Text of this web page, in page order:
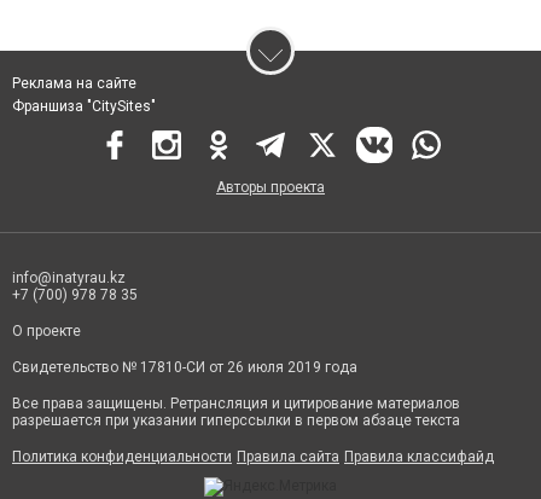
Реклама на сайте
Франшиза "CitySites"
Авторы проекта
info@inatyrau.kz
+7 (700) 978 78 35
О проекте
Свидетельство № 17810-СИ от 26 июля 2019 года
Все права защищены. Ретрансляция и цитирование материалов
разрешается при указании гиперссылки в первом абзаце текста
Политика конфиденциальности Правила сайта Правила классифайд